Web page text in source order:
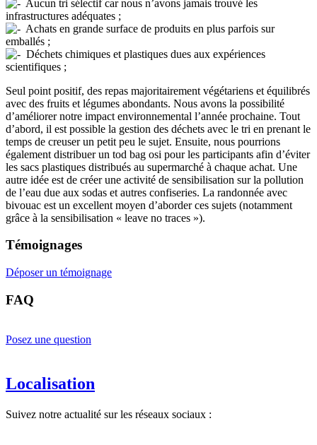
Aucun tri sélectif car nous n’avons jamais trouvé les
infrastructures adéquates ;
Achats en grande surface de produits en plus parfois sur
emballés ;
Déchets chimiques et plastiques dues aux expériences
scientifiques ;
Seul point positif, des repas majoritairement végétariens et équilibrés
avec des fruits et légumes abondants. Nous avons la possibilité
d’améliorer notre impact environnemental l’année prochaine. Tout
d’abord, il est possible la gestion des déchets avec le tri en prenant le
temps de creuser un petit peu le sujet. Ensuite, nous pourrions
également distribuer un tod bag osi pour les participants afin d’éviter
les sacs plastiques distribués au supermarché à chaque achat. Une
autre idée est de créer une activité de sensibilisation sur la pollution
de l’eau due aux sodas et autres confiseries. La randonnée avec
bivouac est un excellent moyen d’aborder ces sujets (notamment
grâce à la sensibilisation « leave no traces »).
Témoignages
Déposer un témoignage
FAQ
Posez une question
Localisation
Suivez notre actualité sur les réseaux sociaux :